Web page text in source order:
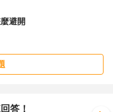
您能夠有效地處理這個
避開
答！